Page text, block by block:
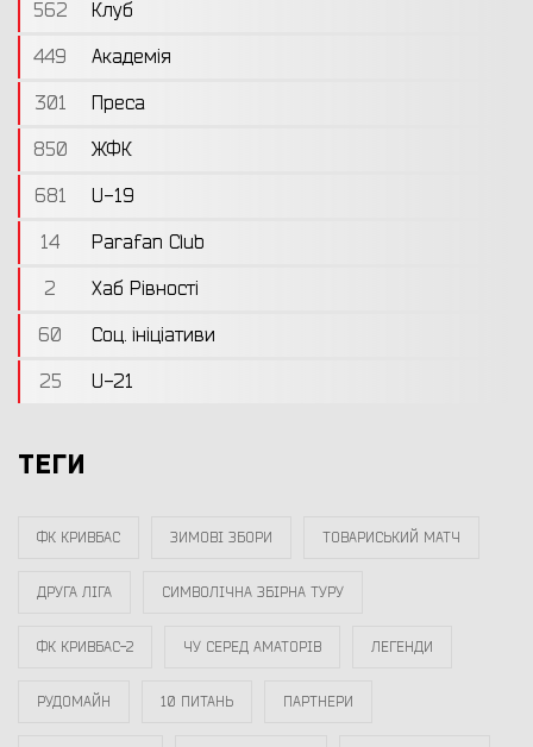
562
Клуб
449
Академія
301
Преса
850
ЖФК
681
U-19
14
Parafan Club
2
Хаб Рівності
60
Соц. ініціативи
25
U-21
ТЕГИ
ФК КРИВБАС ЗИМОВІ ЗБОРИ ТОВАРИСЬКИЙ МАТЧ
ДРУГА ЛІГА СИМВОЛІЧНА ЗБІРНА ТУРУ
ФК КРИВБАС-2 ЧУ СЕРЕД АМАТОРІВ ЛЕГЕНДИ
РУДОМАЙН 10 ПИТАНЬ ПАРТНЕРИ